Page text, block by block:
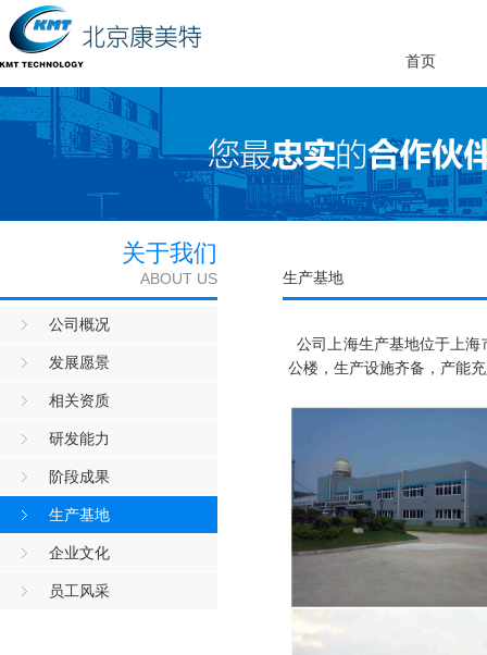
首页
关于我们
ABOUT US
公司概况
发展愿景
相关资质
研发能力
阶段成果
生产基地
企业文化
员工风采
生产基地
公司上海生产基地位于上
公楼，生产设施齐备，产能